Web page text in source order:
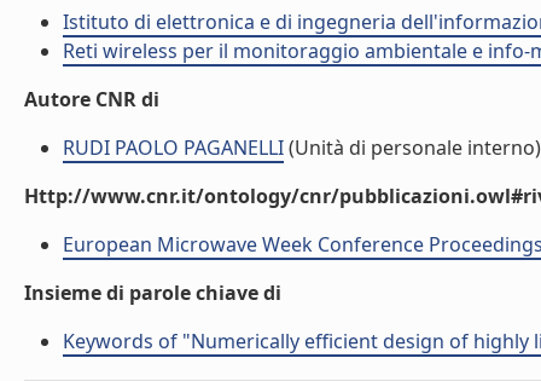
Istituto di elettronica e di ingegneria
Reti wireless per il monitoraggio ambientale e info-
Autore CNR di
RUDI PAOLO PAGANELLI(Unità di personale interno)
Http://www.cnr.it/ontology/cnr/
European Microwave Week Conference
Insieme di parole chiave di
Keywords of "Numerically efficient design of